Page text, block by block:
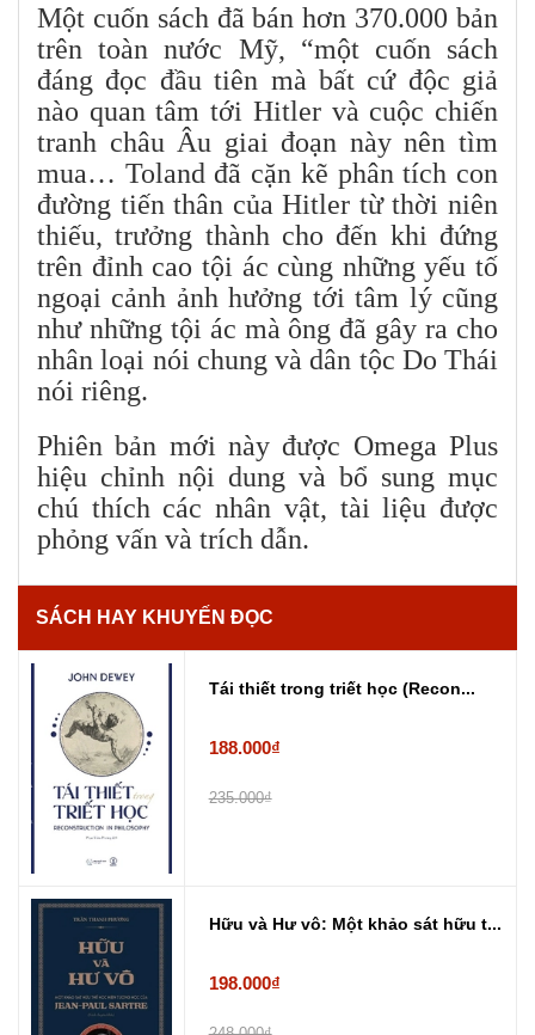
Một cuốn sách đã bán hơn 370.000 bản
trên toàn nước Mỹ, “một cuốn sách
đáng đọc đầu tiên mà bất cứ độc giả
nào quan tâm tới Hitler và cuộc chiến
tranh châu Âu giai đoạn này nên tìm
mua… Toland đã cặn kẽ phân tích con
đường tiến thân của Hitler từ thời niên
thiếu, trưởng thành cho đến khi đứng
trên đỉnh cao tội ác cùng những yếu tố
ngoại cảnh ảnh hưởng tới tâm lý cũng
như những tội ác mà ông đã gây ra cho
nhân loại nói chung và dân tộc Do Thái
nói riêng.
Phiên bản mới này được Omega Plus
hiệu chỉnh nội dung và bổ sung mục
chú thích các nhân vật, tài liệu được
phỏng vấn và trích dẫn.
SÁCH HAY KHUYẾN ĐỌC
Tái thiết trong triết học (Recon...
188.000₫
235.000₫
Hữu và Hư vô: Một khảo sát hữu t...
198.000₫